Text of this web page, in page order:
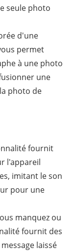
seule photo
d'une
permet
à une photo
une
photo de
fournit
l'appareil
imitant le son
pour une
manquez ou
fournit des
laissé